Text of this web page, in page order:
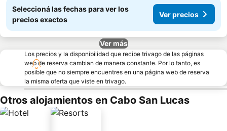
Seleccioná las fechas para ver los
precios exactos
Ver precios
Ver más
Los precios y la disponibilidad que recibe trivago de las páginas
web de reserva cambian de manera constante. Por lo tanto, es
posible que no siempre encuentres en una página web de reserva
la misma oferta que viste en trivago.
Otros alojamientos en Cabo San Lucas